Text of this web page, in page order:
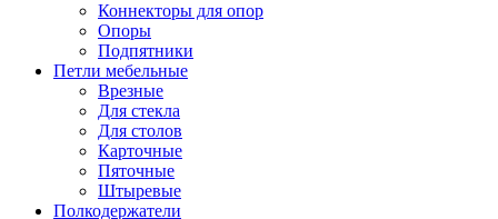
Коннекторы для опор
Опоры
Подпятники
Петли мебельные
Врезные
Для стекла
Для столов
Карточные
Пяточные
Штыревые
Полкодержатели